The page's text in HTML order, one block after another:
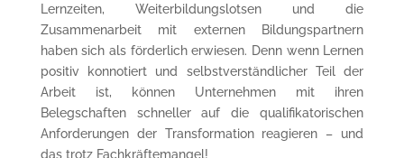
Lernzeiten, Weiterbildungslotsen und die
Zusammenarbeit mit externen Bildungspartnern
haben sich als förderlich erwiesen. Denn wenn Lernen
positiv konnotiert und selbstverständlicher Teil der
Arbeit ist, können Unternehmen mit ihren
Belegschaften schneller auf die qualifikatorischen
Anforderungen der Transformation reagieren – und
das trotz Fachkräftemangel!